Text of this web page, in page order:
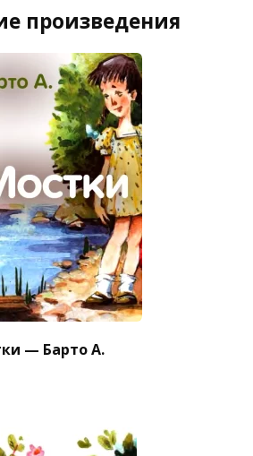
произведения
— Барто А.